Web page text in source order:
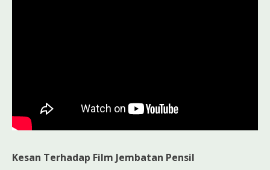
Kesan Terhadap Film Jembatan Pensil